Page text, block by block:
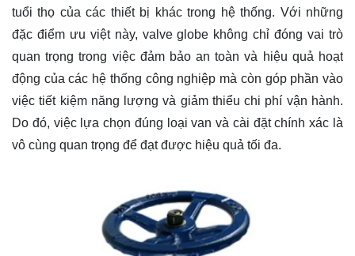
tuổi thọ của các thiết bị khác trong hệ thống. Với những
đặc điểm ưu việt này, valve globe không chỉ đóng vai trò
quan trọng trong việc đảm bảo an toàn và hiệu quả hoạt
động của các hệ thống công nghiệp mà còn góp phần vào
việc tiết kiệm năng lượng và giảm thiểu chi phí vận hành.
Do đó, việc lựa chọn đúng loại van và cài đặt chính xác là
vô cùng quan trọng để đạt được hiệu quả tối đa.